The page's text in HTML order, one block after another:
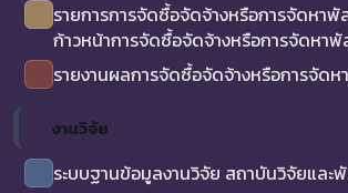
รายการการจัดซื้อจัดจ้างหรือการจัดหาพั
ก้าวหน้าการจัดซื้อจัดจ้างหรือการจัดหา
รายงานผลการจัดซื้อจัดจ้างหรือการจัดห
งานวิจัย
ระบบฐานข้อมูลงานวิจัย สถาบันวิจัยและ